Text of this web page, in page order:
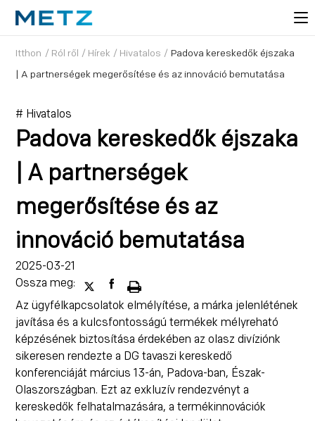
Itthon / Ról ről / Hírek / Hivatalos / Padova kereskedők éjszaka
| A partnerségek megerősítése és az innováció bemutatása
# Hivatalos
Padova kereskedők éjszaka
| A partnerségek
megerősítése és az
innováció bemutatása
2025-03-21
Ossza meg:
Az ügyfélkapcsolatok elmélyítése, a márka jelenlétének
javítása és a kulcsfontosságú termékek mélyreható
képzésének biztosítása érdekében az olasz divíziónk
sikeresen rendezte a DG tavaszi kereskedő
konferenciáját március 13-án, Padova-ban, Észak-
Olaszországban. Ezt az exkluzív rendezvényt a
kereskedők felhatalmazására, a termékinnovációk